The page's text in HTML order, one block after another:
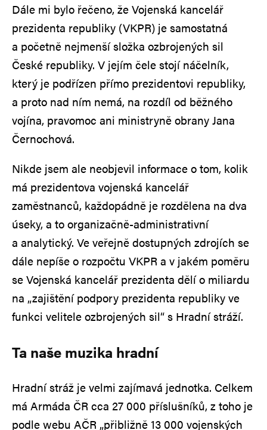
Dále mi bylo řečeno, že Vojenská kancelář
prezidenta republiky (VKPR) je samostatná
a početně nejmenší složka ozbrojených sil
České republiky. V jejím čele stojí náčelník,
který je podřízen přímo prezidentovi republiky,
a proto nad ním nemá, na rozdíl od běžného
vojína, pravomoc ani ministryně obrany Jana
Černochová.
Nikde jsem ale neobjevil informace o tom, kolik
má prezidentova vojenská kancelář
zaměstnanců, každopádně je rozdělena na dva
úseky, a to organizačně-administrativní
a analytický. Ve veřejně dostupných zdrojích se
dále nepíše o rozpočtu VKPR a v jakém poměru
se Vojenská kancelář prezidenta dělí o miliardu
na „zajištění podpory prezidenta republiky ve
funkci velitele ozbrojených sil“ s Hradní stráží.
Ta naše muzika hradní
Hradní stráž je velmi zajímavá jednotka. Celkem
má Armáda ČR cca 27 000 příslušníků, z toho je
podle webu AČR „přibližně 13 000 vojenských